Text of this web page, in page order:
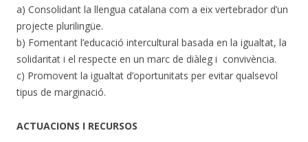
a) Consolidant la llengua catalana com a eix vertebrador d’un
projecte plurilingüe.
b) Fomentant l’educació intercultural basada en la igualtat, la
solidaritat i el respecte en un marc de diàleg i convivència.
c) Promovent la igualtat d’oportunitats per evitar qualsevol
tipus de marginació.
ACTUACIONS I RECURSOS